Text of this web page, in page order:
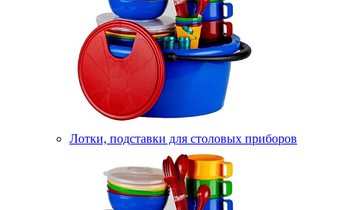
Лотки, подставки для столовых приборов